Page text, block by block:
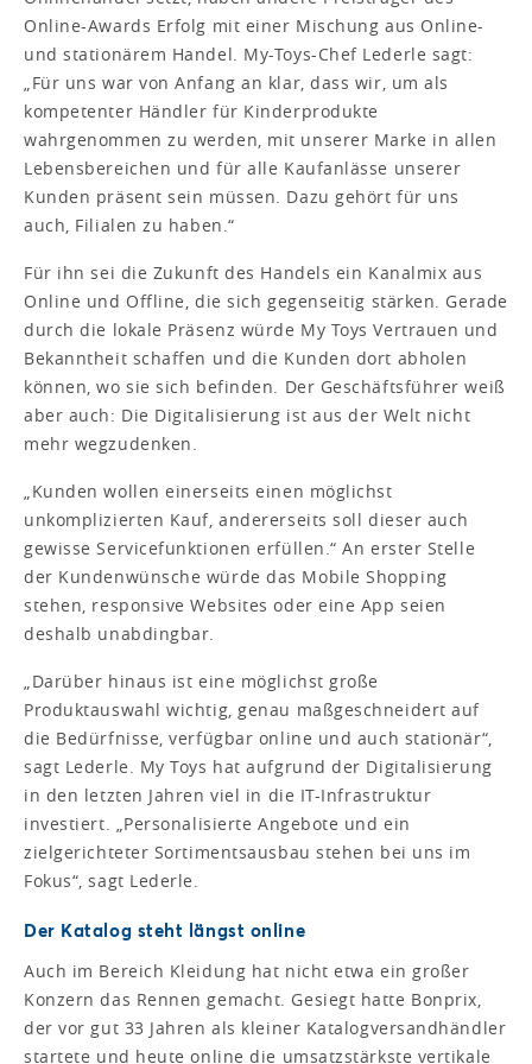
Online-Awards Erfolg mit einer Mischung aus Online-
und stationärem Handel. My-Toys-Chef Lederle sagt:
„Für uns war von Anfang an klar, dass wir, um als
kompetenter Händler für Kinderprodukte
wahrgenommen zu werden, mit unserer Marke in allen
Lebensbereichen und für alle Kaufanlässe unserer
Kunden präsent sein müssen. Dazu gehört für uns
auch, Filialen zu haben.“
Für ihn sei die Zukunft des Handels ein Kanalmix aus
Online und Offline, die sich gegenseitig stärken. Gerade
durch die lokale Präsenz würde My Toys Vertrauen und
Bekanntheit schaffen und die Kunden dort abholen
können, wo sie sich befinden. Der Geschäftsführer weiß
aber auch: Die Digitalisierung ist aus der Welt nicht
mehr wegzudenken.
„Kunden wollen einerseits einen möglichst
unkomplizierten Kauf, andererseits soll dieser auch
gewisse Servicefunktionen erfüllen.“ An erster Stelle
der Kundenwünsche würde das Mobile Shopping
stehen, responsive Websites oder eine App seien
deshalb unabdingbar.
„Darüber hinaus ist eine möglichst große
Produktauswahl wichtig, genau maßgeschneidert auf
die Bedürfnisse, verfügbar online und auch stationär“,
sagt Lederle. My Toys hat aufgrund der Digitalisierung
in den letzten Jahren viel in die IT-Infrastruktur
investiert. „Personalisierte Angebote und ein
zielgerichteter Sortimentsausbau stehen bei uns im
Fokus“, sagt Lederle.
Der Katalog steht längst online
Auch im Bereich Kleidung hat nicht etwa ein großer
Konzern das Rennen gemacht. Gesiegt hatte Bonprix,
der vor gut 33 Jahren als kleiner Katalogversandhändler
startete und heute online die umsatzstärkste vertikale